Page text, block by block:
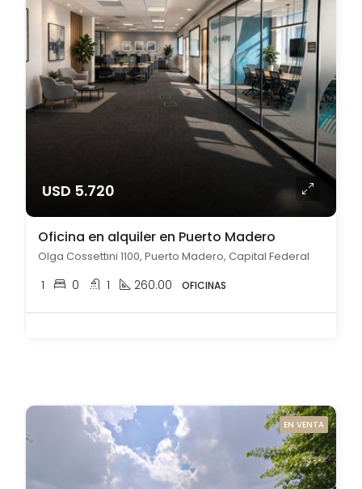
USD 5.720
Oficina en alquiler en Puerto Madero
Olga Cossettini 1100, Puerto Madero, Capital Federal
1 0 1 260.00 OFICINAS
EN VENTA